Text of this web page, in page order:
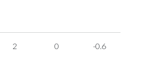
2 0 -0.6